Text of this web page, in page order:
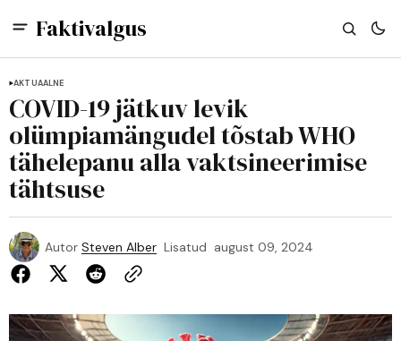
Faktivalgus
AKTUAALNE
COVID-19 jätkuv levik
olümpiamängudel tõstab WHO
tähelepanu alla vaktsineerimise
tähtsuse
Autor Steven Alber Lisatud august 09, 2024